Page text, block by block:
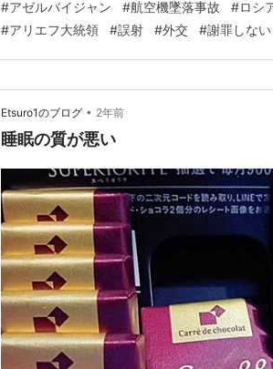
人もの犠牲者を出してしまった。心から申し
でも言ったか？ この新聞記事でなぜ「謝罪し
#アゼルバイジャン #航空機墜落事故 #ロシ
#アリエフ大統領 #誤射 #外交 #謝罪しない
Etsuro1のブログ • 2年前
睡眠の質が悪い